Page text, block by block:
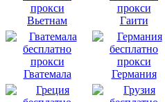
Вьетнам Гаити
Гватемала Германия